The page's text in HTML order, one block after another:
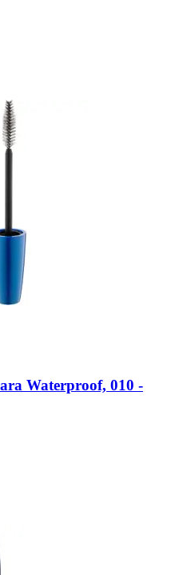
Waterproof, 010 -​